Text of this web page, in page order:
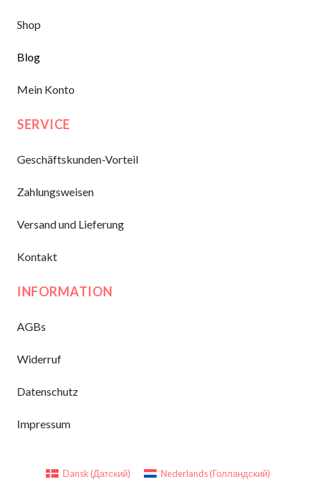
Shop
Blog
Mein Konto
SERVICE
Geschäftskunden-Vorteil
Zahlungsweisen
Versand und Lieferung
Kontakt
INFORMATION
AGBs
Widerruf
Datenschutz
Impressum
Dansk (Датский) Nederlands(Голландский)